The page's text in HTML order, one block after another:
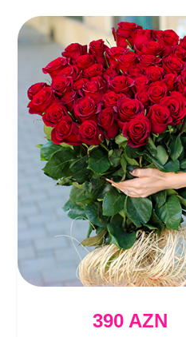
390 AZN